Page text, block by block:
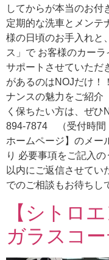
してからが本当のお付
定期的な洗車とメンテ
様の日頃のお手入れと
ス」で お客様のカー
サポートさせていただ
があるのはNOJだけ！
ナンスの魅力をご紹
く保ちたい方は、ぜひ
894-7874 （受付時間
ホームページ】のメー
り 必要事項をご記入
以内にご返信させてい
でのご相談もお
【シトロ
ガラスコ